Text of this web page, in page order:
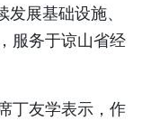
展基础设施、
服务于谅山省经
丁友学表示，作